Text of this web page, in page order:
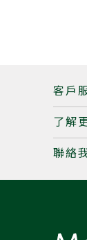
客戶
了解
聯絡